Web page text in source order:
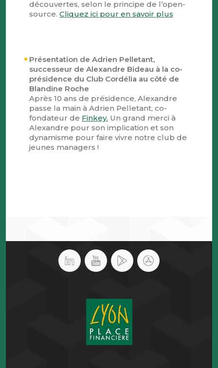
découvertes, selon le principe de l’open-
source. Cliquez ici pour en savoir plus
Présentation de Adrien Pelletant,
successeur de Alexandre Bideau à la co-
présidence du Club Cordélia au côté de
Blandine Roche
Après 10 ans de présidence, Alexandre
passe la main à Adrien Pelletant, co-
fondateur de Finkey. Un grand merci à
Alexandre pour son implication et son
dynamisme pour faire vivre notre club de
jeunes managers !